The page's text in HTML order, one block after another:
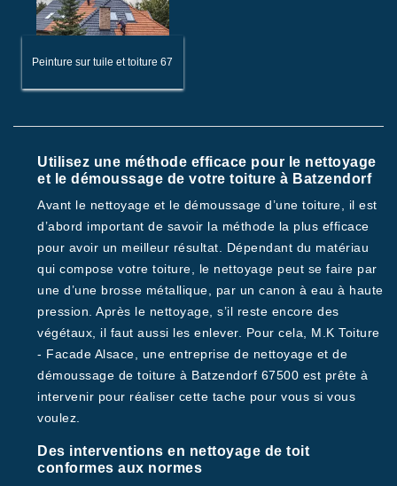
Peinture sur tuile et toiture 67
Utilisez une méthode efficace pour le nettoyage
et le démoussage de votre toiture à Batzendorf
Avant le nettoyage et le démoussage d’une toiture, il est
d’abord important de savoir la méthode la plus efficace
pour avoir un meilleur résultat. Dépendant du matériau
qui compose votre toiture, le nettoyage peut se faire par
une d’une brosse métallique, par un canon à eau à haute
pression. Après le nettoyage, s’il reste encore des
végétaux, il faut aussi les enlever. Pour cela, M.K Toiture
- Facade Alsace, une entreprise de nettoyage et de
démoussage de toiture à Batzendorf 67500 est prête à
intervenir pour réaliser cette tache pour vous si vous
voulez.
Des interventions en nettoyage de toit
conformes aux normes